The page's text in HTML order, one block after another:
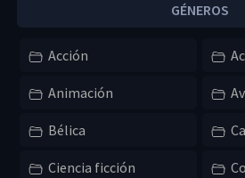
GÉNEROS
Acción
Animación
Bélica
Ciencia ficción